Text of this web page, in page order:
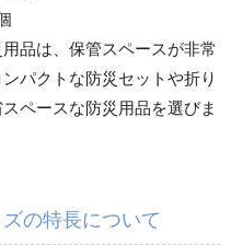
品は、保管スペースが非常
パクトな防災セットや折り
ペースな防災用品を選びま
の特長について